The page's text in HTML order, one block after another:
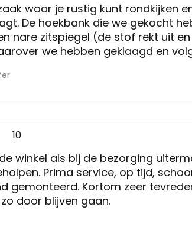
waar je rustig kunt rondkijken
De hoekbank die we gekocht
nare zitspiegel (de stof rekt uit
we hebben geklaagd en
erop dat onze klacht naar
10
winkel als bij de bezorging
Prima service, op tijd,
gemonteerd. Kortom zeer
door blijven gaan.